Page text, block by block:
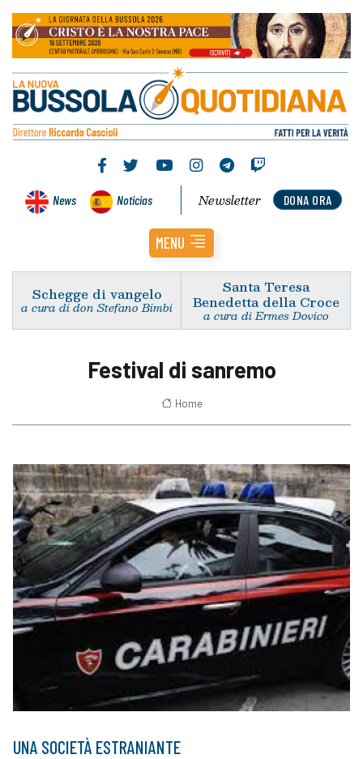
News Noticias DONA ORA
Newsletter
MENU
Schegge di vangelo
a cura di don Stefano Bimbi
Santa Teresa
Benedetta della Croce
a cura di Ermes Dovico
Festival di sanremo
Home
UNA SOCIETÀ ESTRANIANTE